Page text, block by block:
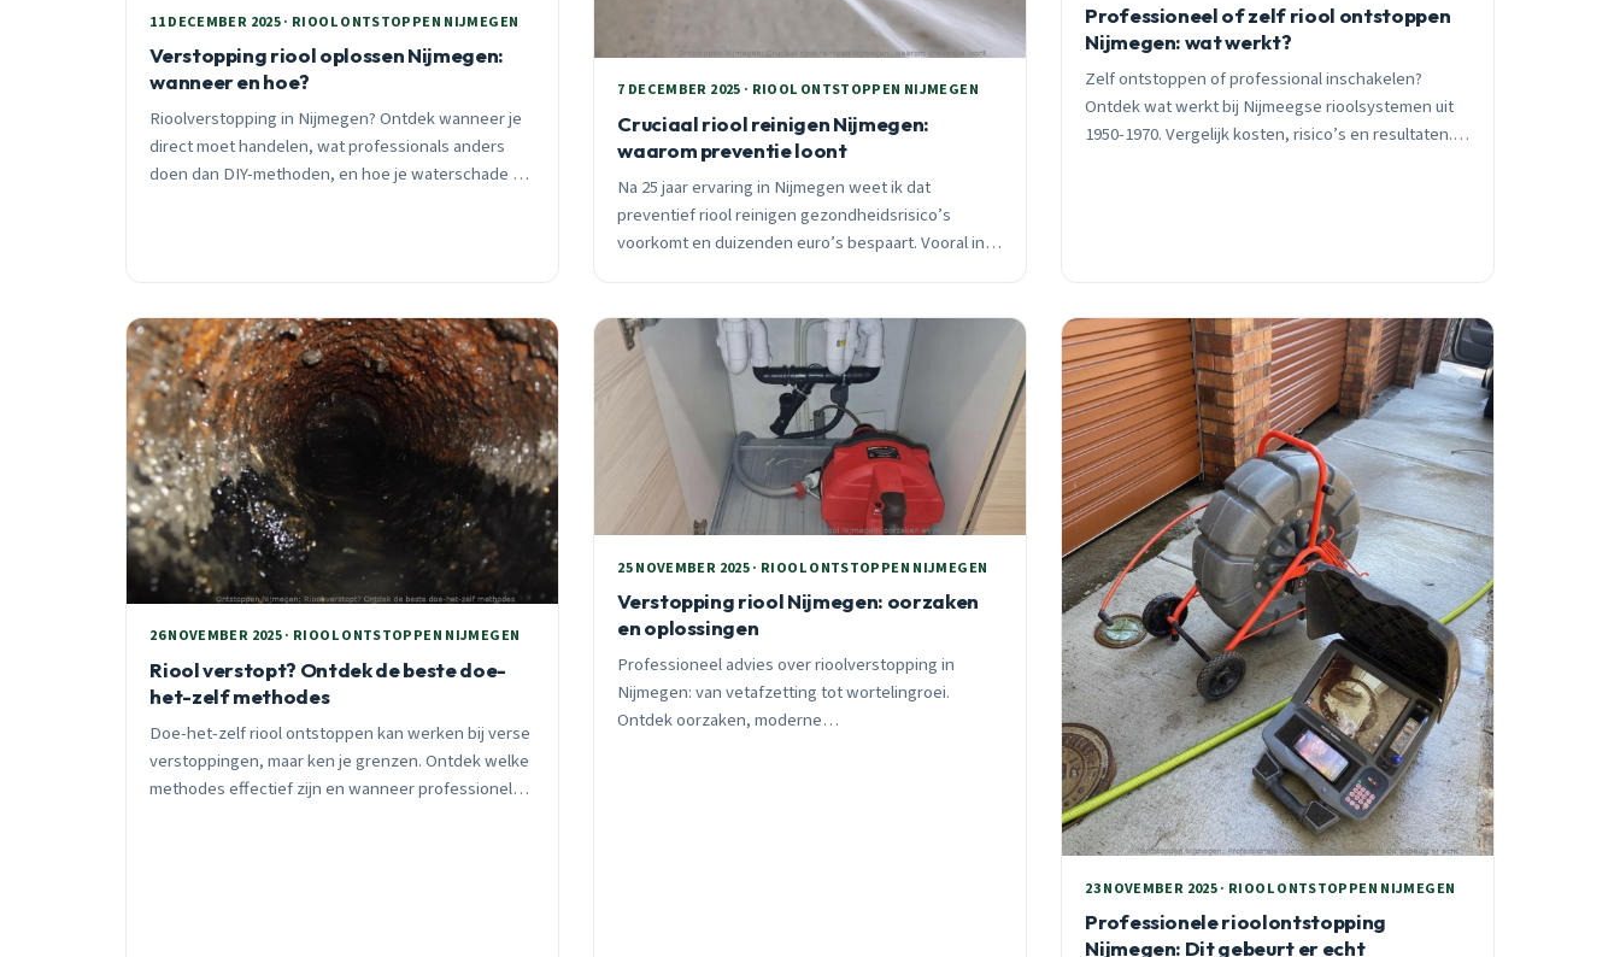
11 DECEMBER 2025 · RIOOL ONTSTOPPEN NIJMEGEN
Verstopping riool oplossen Nijmegen:
wanneer en hoe?
Rioolverstopping in Nijmegen? Ontdek wanneer je
direct moet handelen, wat professionals anders
doen dan DIY-methoden, en hoe je waterschade tot
7 DECEMBER 2025 · RIOOL ONTSTOPPEN NIJMEGEN
Cruciaal riool reinigen Nijmegen:
waarom preventie loont
Na 25 jaar ervaring in Nijmegen weet ik dat
preventief riool reinigen gezondheidsrisico’s
voorkomt en duizenden euro’s bespaart. Vooral in
Professioneel of zelf riool ontstoppen
Nijmegen: wat werkt?
Zelf ontstoppen of professional inschakelen?
Ontdek wat werkt bij Nijmeegse rioolsystemen uit
1950-1970. Vergelijk kosten, risico’s en resultaten.
26 NOVEMBER 2025 · RIOOL ONTSTOPPEN NIJMEGEN
Riool verstopt? Ontdek de beste doe-
het-zelf methodes
Doe-het-zelf riool ontstoppen kan werken bij verse
verstoppingen, maar ken je grenzen. Ontdek welke
methodes effectief zijn en wanneer professionele
25 NOVEMBER 2025 · RIOOL ONTSTOPPEN NIJMEGEN
Verstopping riool Nijmegen: oorzaken
en oplossingen
Professioneel advies over rioolverstopping in
Nijmegen: van vetafzetting tot wortelingroei.
Ontdek oorzaken, moderne
23 NOVEMBER 2025 · RIOOL ONTSTOPPEN NIJMEGEN
Professionele rioolontstopping
Nijmegen: Dit gebeurt er echt